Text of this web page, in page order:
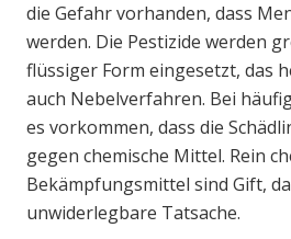
die Gefahr vorhanden, dass
werden. Die Pestizide werden
flüssiger Form eingesetzt, das
auch Nebelverfahren. Bei
es vorkommen, dass die
gegen chemische Mittel. Rein
Bekämpfungsmittel sind Gift,
unwiderlegbare Tatsache.